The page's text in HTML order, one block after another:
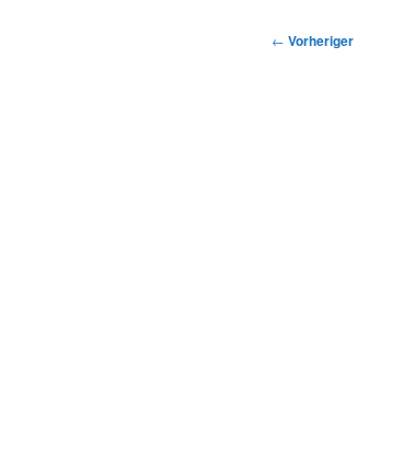
Beitragsnavigation
← Vorheriger